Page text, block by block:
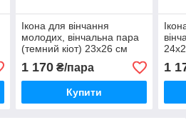
Ікона для вінчання
молодих, вінчальна пара
(темний кіот) 23х26 см
1 170₴/пара
Купити
1